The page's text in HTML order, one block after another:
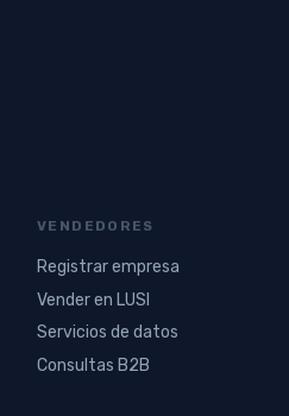
VENDEDORES
Registrar empresa
Vender en LUSI
Servicios de datos
Consultas B2B